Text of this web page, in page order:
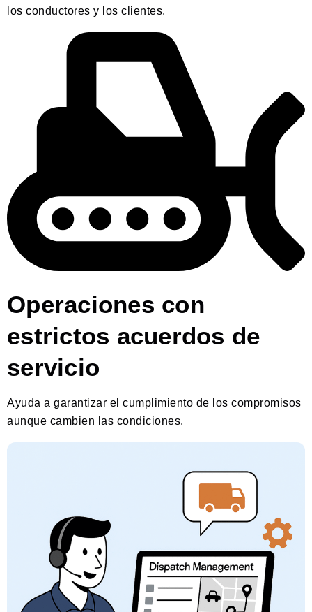
los conductores y los clientes.
Operaciones con
estrictos acuerdos de
servicio
Ayuda a garantizar el cumplimiento de los compromisos
aunque cambien las condiciones.